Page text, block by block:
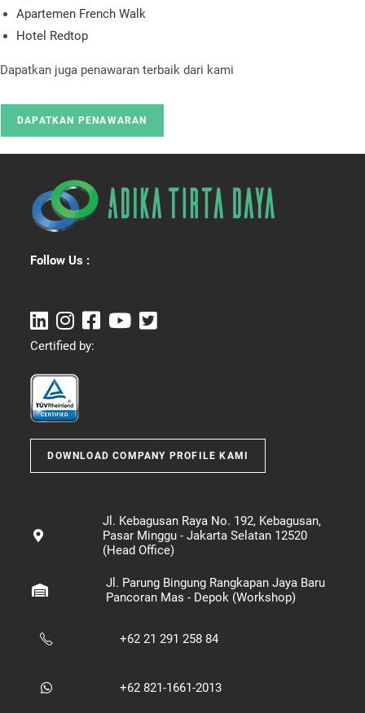
Apartemen French Walk
Hotel Redtop
Dapatkan juga penawaran terbaik dari kami
DAPATKAN PENAWARAN
Follow Us :
Certified by:
DOWNLOAD COMPANY PROFILE KAMI
Jl. Kebagusan Raya No. 192, Kebagusan,
Pasar Minggu - Jakarta Selatan 12520
(Head Office)
Jl. Parung Bingung Rangkapan Jaya Baru
Pancoran Mas - Depok (Workshop)
+62 21 291 258 84
+62 821-1661-2013